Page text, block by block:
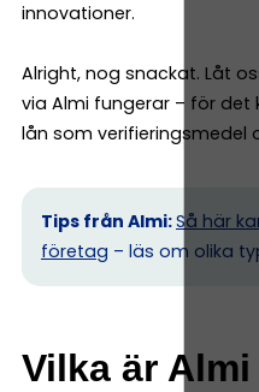
innovationer.
Alright, nog snackat. Låt
via Almi fungerar – för
lån som verifieringsmedel
Tips från Almi:Så här
företag – läs om olika
Vilka är